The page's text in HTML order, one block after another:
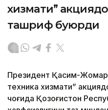
хизмати”
ташриф буюрди
Президент Қасим-
техника хизмати”
чоғида Қозоғистон